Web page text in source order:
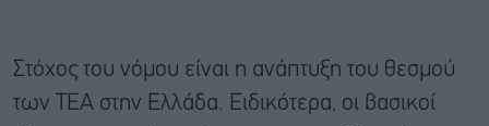
Στόχος του νόμου είναι η ανάπτυξη του θεσμού
των ΤΕΑ στην Ελλάδα. Ειδικότερα, οι βασικοί